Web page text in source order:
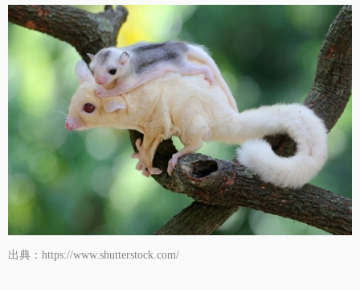
出典：https://www.shutterstock.com/